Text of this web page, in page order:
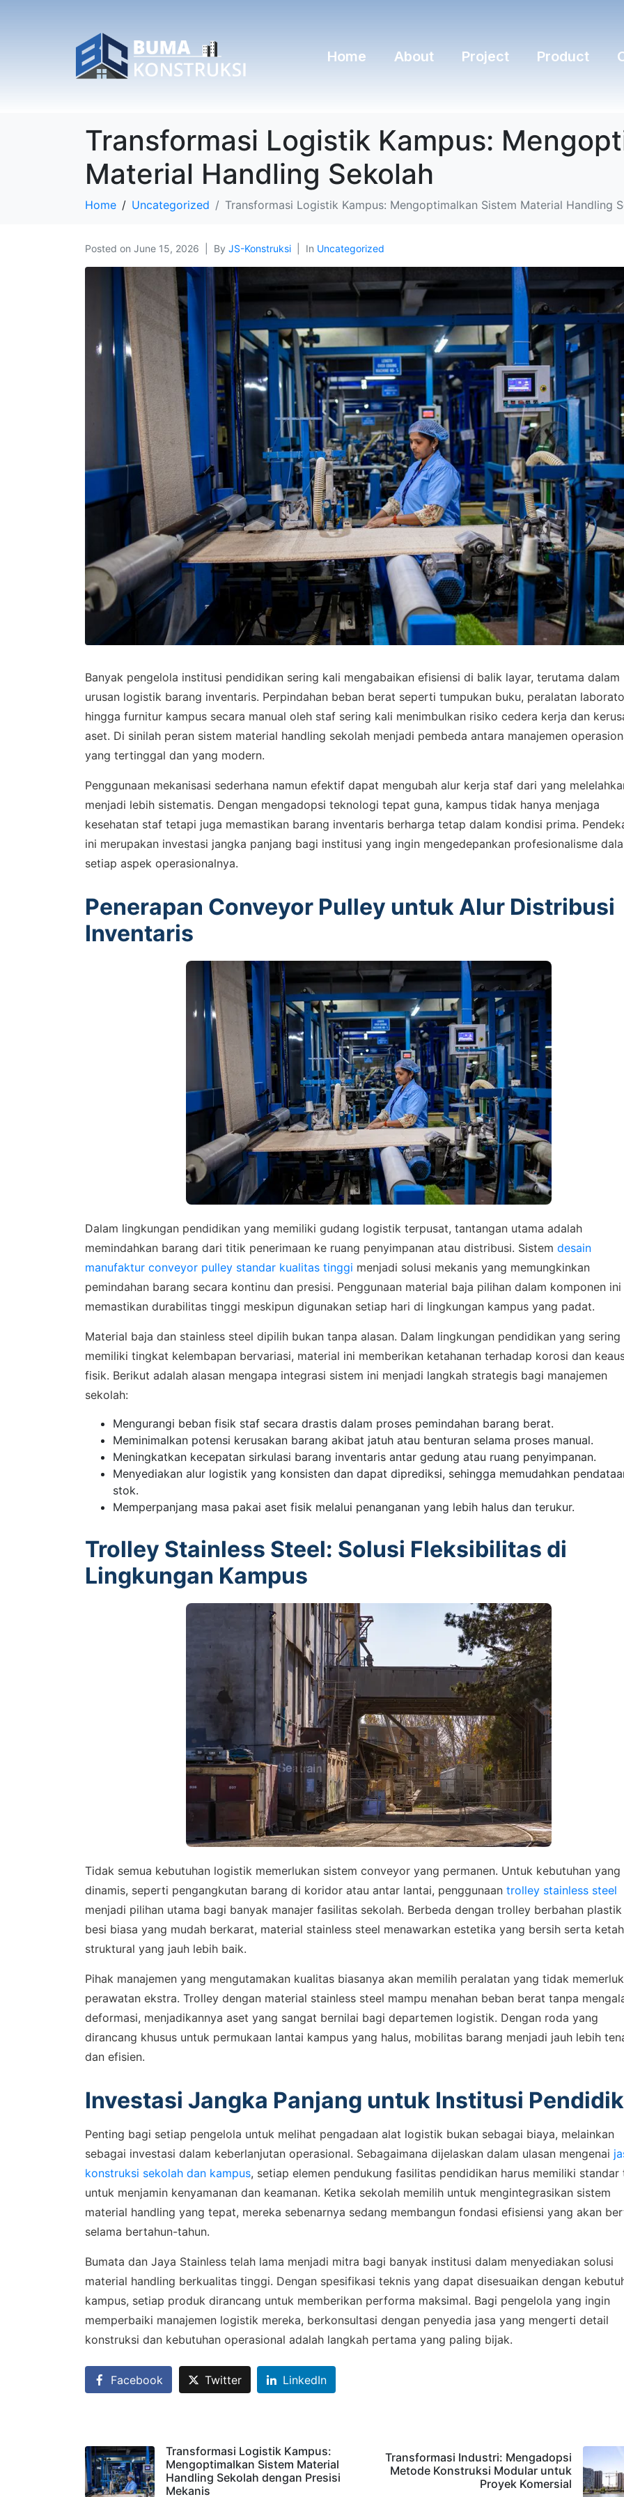
Home About Project Product
Transformasi Logistik Kampus:
Material Handling Sekolah
Home Uncategorized Transformasi Logistik Kampus: Mengoptimalkan Sistem Material Handling
Posted on June 15, 2026 By JS-Konstruksi In Uncategorized
Banyak pengelola institusi pendidikan sering kali mengabaikan efisiensi di balik layar, terutama dalam
urusan logistik barang inventaris. Perpindahan beban berat seperti tumpukan buku, peralatan
hingga furnitur kampus secara manual oleh staf sering kali menimbulkan risiko cedera kerja dan
aset. Di sinilah peran sistem material handling sekolah menjadi pembeda antara manajemen
yang tertinggal dan yang modern.
Penggunaan mekanisasi sederhana namun efektif dapat mengubah alur kerja staf dari yang
menjadi lebih sistematis. Dengan mengadopsi teknologi tepat guna, kampus tidak hanya menjaga
kesehatan staf tetapi juga memastikan barang inventaris berharga tetap dalam kondisi prima.
ini merupakan investasi jangka panjang bagi institusi yang ingin mengedepankan profesionalisme
setiap aspek operasionalnya.
Penerapan Conveyor Pulley untuk Alur Distribusi
Inventaris
Dalam lingkungan pendidikan yang memiliki gudang logistik terpusat, tantangan utama adalah
memindahkan barang dari titik penerimaan ke ruang penyimpanan atau distribusi. Sistem desain
manufaktur conveyor pulley standar kualitas tinggi menjadi solusi mekanis yang memungkinkan
pemindahan barang secara kontinu dan presisi. Penggunaan material baja pilihan dalam komponen ini
memastikan durabilitas tinggi meskipun digunakan setiap hari di lingkungan kampus yang padat.
Material baja dan stainless steel dipilih bukan tanpa alasan. Dalam lingkungan pendidikan yang sering
memiliki tingkat kelembapan bervariasi, material ini memberikan ketahanan terhadap korosi dan
fisik. Berikut adalah alasan mengapa integrasi sistem ini menjadi langkah strategis bagi manajemen
sekolah:
Mengurangi beban fisik staf secara drastis dalam proses pemindahan barang berat.
Meminimalkan potensi kerusakan barang akibat jatuh atau benturan selama proses manual.
Meningkatkan kecepatan sirkulasi barang inventaris antar gedung atau ruang penyimpanan.
Menyediakan alur logistik yang konsisten dan dapat diprediksi, sehingga memudahkan
stok.
Memperpanjang masa pakai aset fisik melalui penanganan yang lebih halus dan terukur.
Trolley Stainless Steel: Solusi Fleksibilitas di
Lingkungan Kampus
Tidak semua kebutuhan logistik memerlukan sistem conveyor yang permanen. Untuk kebutuhan yang
dinamis, seperti pengangkutan barang di koridor atau antar lantai, penggunaan trolley stainless steel
menjadi pilihan utama bagi banyak manajer fasilitas sekolah. Berbeda dengan trolley berbahan
besi biasa yang mudah berkarat, material stainless steel menawarkan estetika yang bersih serta
struktural yang jauh lebih baik.
Pihak manajemen yang mengutamakan kualitas biasanya akan memilih peralatan yang tidak
perawatan ekstra. Trolley dengan material stainless steel mampu menahan beban berat tanpa
deformasi, menjadikannya aset yang sangat bernilai bagi departemen logistik. Dengan roda yang
dirancang khusus untuk permukaan lantai kampus yang halus, mobilitas barang menjadi jauh lebih
dan efisien.
Investasi Jangka Panjang untuk Institusi
Penting bagi setiap pengelola untuk melihat pengadaan alat logistik bukan sebagai biaya, melainkan
sebagai investasi dalam keberlanjutan operasional. Sebagaimana dijelaskan dalam ulasan mengenai
konstruksi sekolah dan kampus, setiap elemen pendukung fasilitas pendidikan harus memiliki standar
untuk menjamin kenyamanan dan keamanan. Ketika sekolah memilih untuk mengintegrasikan sistem
material handling yang tepat, mereka sebenarnya sedang membangun fondasi efisiensi yang akan
selama bertahun-tahun.
Bumata dan Jaya Stainless telah lama menjadi mitra bagi banyak institusi dalam menyediakan solusi
material handling berkualitas tinggi. Dengan spesifikasi teknis yang dapat disesuaikan dengan
kampus, setiap produk dirancang untuk memberikan performa maksimal. Bagi pengelola yang ingin
memperbaiki manajemen logistik mereka, berkonsultasi dengan penyedia jasa yang mengerti detail
konstruksi dan kebutuhan operasional adalah langkah pertama yang paling bijak.
Facebook Twitter LinkedIn
Transformasi Logistik Kampus:
Mengoptimalkan Sistem Material
Handling Sekolah dengan Presisi
Mekanis
Transformasi Industri: Mengadopsi
Metode Konstruksi Modular untuk
Proyek Komersial
SALES ASSISTANCE
Hubungi Tim Sales
Konsultasikan kebutuhan proyek Anda, dapatkan estimasi cepat via
Admin 1
Admin 2
62811893101